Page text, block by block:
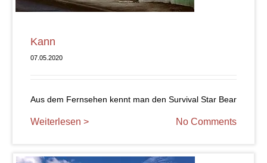
Kann
07.05.2020
Aus dem Fernsehen kennt man den Survival Star Bear
Weiterlesen > No Comments